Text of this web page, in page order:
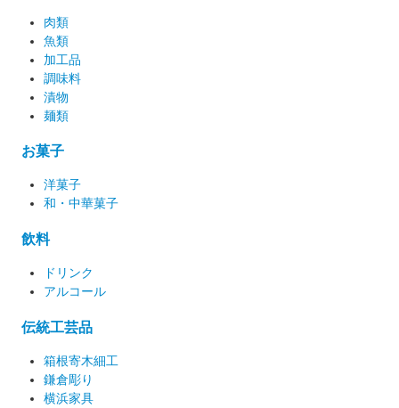
肉類
魚類
加工品
調味料
漬物
麺類
お菓子
洋菓子
和・中華菓子
飲料
ドリンク
アルコール
伝統工芸品
箱根寄木細工
鎌倉彫り
横浜家具